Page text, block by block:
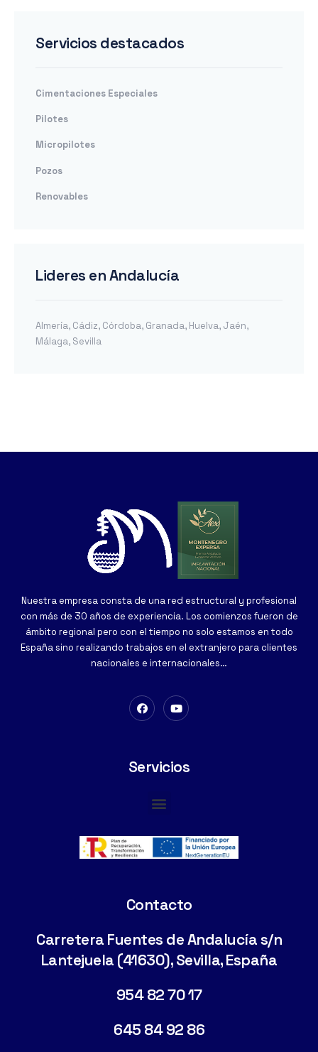
Servicios destacados
Cimentaciones Especiales
Pilotes
Micropilotes
Pozos
Renovables
Lideres en Andalucía
Almería, Cádiz, Córdoba, Granada, Huelva, Jaén,
Málaga, Sevilla
Nuestra empresa consta de una red estructural y profesional
con más de 30 años de experiencia. Los comienzos fueron de
ámbito regional pero con el tiempo no solo estamos en todo
España sino realizando trabajos en el extranjero para clientes
nacionales e internacionales…
Servicios
Contacto
Carretera Fuentes de Andalucía s/n
Lantejuela (41630), Sevilla, España
954 82 70 17
645 84 92 86